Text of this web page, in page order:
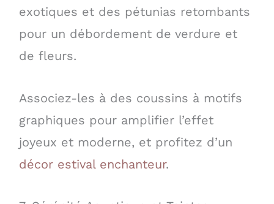
exotiques et des pétunias retombants
pour un débordement de verdure et
de fleurs.
Associez-les à des coussins à motifs
graphiques pour amplifier l’effet
joyeux et moderne, et profitez d’un
décor estival enchanteur.